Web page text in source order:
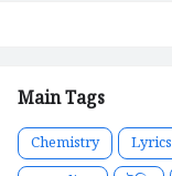
Main Tags
Chemistry Lyrics